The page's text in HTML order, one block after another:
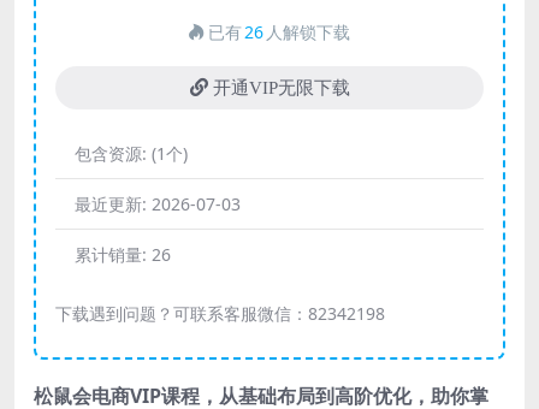
已有26 人解锁下载
开通VIP无限下载
包含资源: (1个)
最近更新: 2026-07-03
累计销量: 26
下载遇到问题？可联系客服微信：82342198
松鼠会电商VIP课程，从基础布局到高阶优化，助你掌